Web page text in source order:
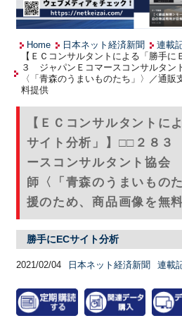
Home 日本ネット経済新聞 連載
【ＥＣコンサルタントによる「勝手に
３ ジャパンＥコマースコンサルタ
〈「青森のうまいものたち」〉／通
料提供
【ＥＣコンサルタントに
サイト分析」】□□２８
ースコンサルタント協会
師〈「青森のうまいもの
援のため、商品画像を無
勝手にECサイト分析
2021/02/04 日本ネット経済新聞 連載